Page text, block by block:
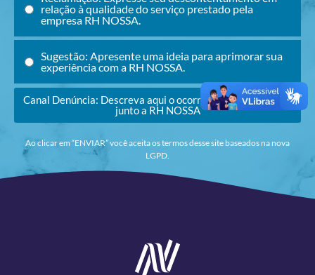
relação à qualidade do serviço prestado pela
empresa RH NOSSA.
Sugestão: Apresente uma ideia para aprimorar sua
experiência com a RH NOSSA.
Canal Denúncia: Descreva aqui o ocorrido para verificação
junto a RH NOSSA
Ao clicar em “ENVIAR” você aceita os termos desse site baseados na nova
LGPD.